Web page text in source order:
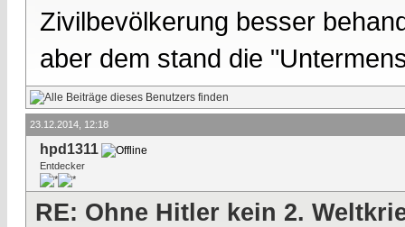
Zivilbevölkerung besser
aber dem stand die
23.12.2014, 12:18
hpd1311
Entdecker
RE: Ohne Hitler kein 2.